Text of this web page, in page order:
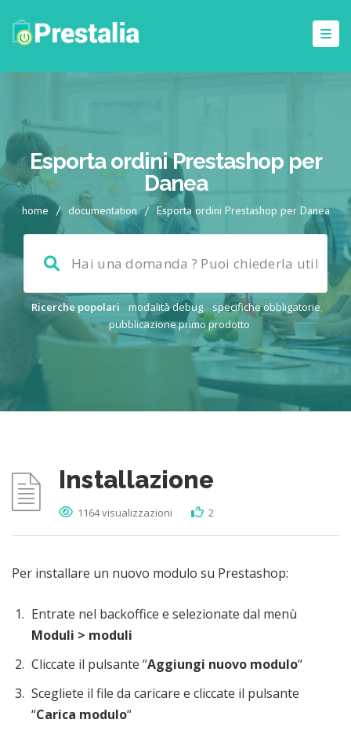
Esporta ordini Prestashop per
Danea
home / documentation / Esporta ordini Prestashop per Danea
Ricerche popolari modalità debug, specifiche obbligatorie,
pubblicazione primo prodotto
Installazione
1164 visualizzazioni 2
Per installare un nuovo modulo su Prestashop:
Entrate nel backoffice e selezionate dal menù
Moduli > moduli
Cliccate il pulsante “Aggiungi nuovo modulo“
Scegliete il file da caricare e cliccate il pulsante
“Carica modulo“